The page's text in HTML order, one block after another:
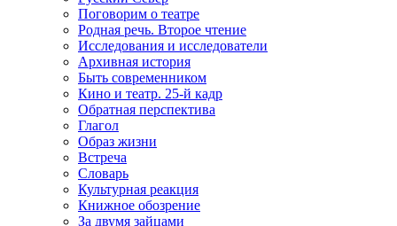
Поговорим о театре
Родная речь. Второе чтение
Исследования и исследователи
Архивная история
Быть современником
Кино и театр. 25-й кадр
Обратная перспектива
Глагол
Образ жизни
Встреча
Словарь
Культурная реакция
Книжное обозрение
За двумя зайцами